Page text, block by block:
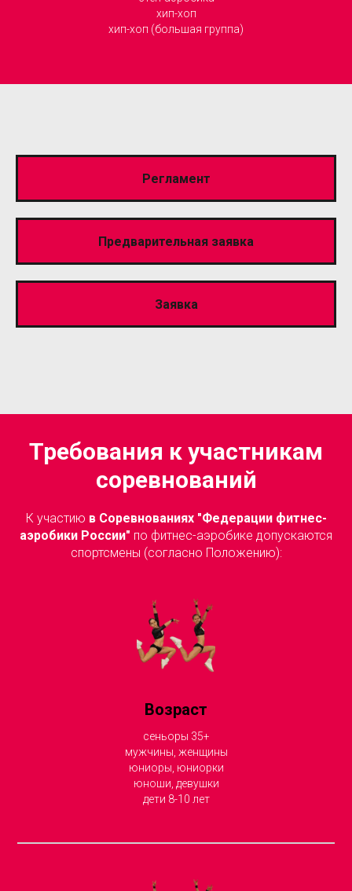
хип-хоп
хип-хоп (большая группа)
Регламент
Предварительная заявка
Заявка
Требования к участникам
соревнований
К участию в Соревнованиях "Федерации фитнес-
аэробики России" по фитнес-аэробике допускаются
спортсмены (согласно Положению):
Возраст
сеньоры 35+
мужчины, женщины
юниоры, юниорки
юноши, девушки
дети 8-10 лет